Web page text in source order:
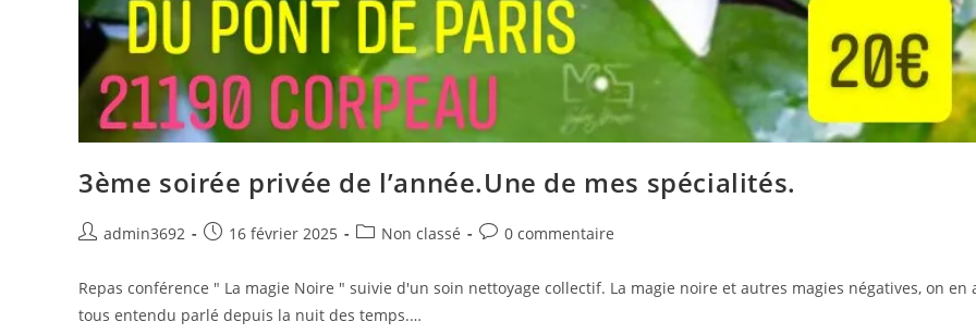
3ème soirée privée de l’année.Une de mes spécialités.
Postadmin3692
Post16 février 2025
PostNon classé
Post0 commentaire
Repas conférence " La magie Noire " suivie d'un soin nettoyage collectif. La magie noire et autres magies négatives, on en
tous entendu parlé depuis la nuit des temps.…